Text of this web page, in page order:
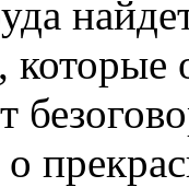
которые